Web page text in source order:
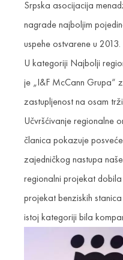
Srpska asocijacija
nagrade najboljim
uspehe ostvarene u 2013.
U kategoriji Najbolji
je „I&F McCann Grupa“
zastupljenost na osam
Učvršćivanje regionalne
članica pokazuje
zajedničkog nastupa
regionalni projekat
projekat benziskih
istoj kategoriji bila